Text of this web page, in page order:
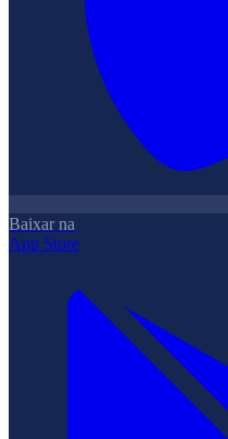
Baixar na
App Store